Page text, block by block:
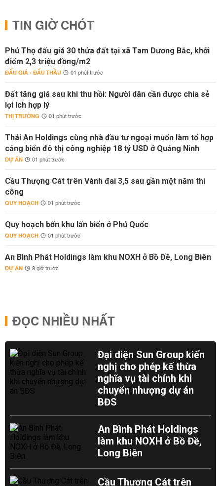
TIN GIỜ CHÓT
Phú Thọ đấu giá 30 thửa đất tại xã Tam Dương Bắc, khởi
điểm 2,3 triệu đồng/m2
ĐẤU GIÁ - ĐẤU THẦU 01 phút trước
Đất tăng giá sau khi thu hồi: Người dân cần được chia sẻ
lợi ích hợp lý
THỊ TRƯỜNG 01 phút trước
Thái An Holdings cùng nhà đầu tư ngoại muốn làm tổ hợp
cảng biển đô thị công nghiệp 18 tỷ USD ở Quảng Ninh
DỰ ÁN 01 phút trước
Cầu Thượng Cát trên Vành đai 3,5 sau gần một năm thi
công
QUY HOẠCH 01 phút trước
Quy hoạch bốn khu lấn biển ở Phú Quốc
QUY HOẠCH 01 phút trước
An Bình Phát Holdings làm khu NOXH ở Bồ Đề, Long Biên
DỰ ÁN 9 giờ trước
ĐỌC NHIỀU NHẤT
Đại diện Sun Group kiến
nghị cho phép kế thừa
nghĩa vụ tài chính khi
chuyển nhượng dự án
BĐS
An Bình Phát Holdings
làm khu NOXH ở Bồ Đề,
Long Biên
Cầu Thượng Cát trên